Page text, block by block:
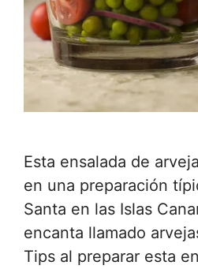
Esta ensalada de
en una preparación
Santa en las Islas
encanta llamado
Tips al preparar esta